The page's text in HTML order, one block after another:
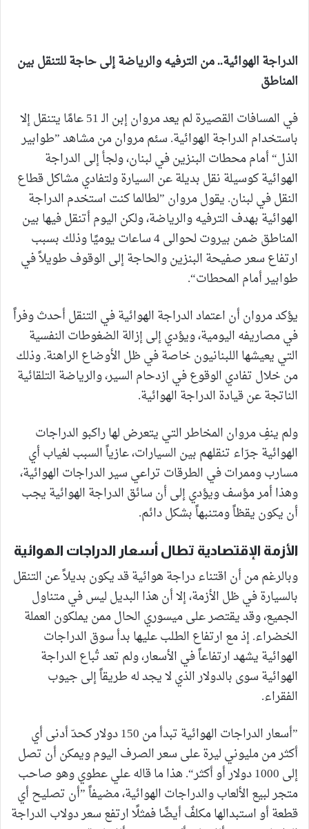
الدراجة الهوائية.. من الترفيه والرياضة إلى حاجة للتنقل بين
المناطق
في المسافات القصيرة لم يعد مروان إبن الـ 51 عامًا يتنقل إلا
باستخدام الدراجة الهوائية. سئم مروان من مشاهد ”طوابير
الذل“ أمام محطات البنزين في لبنان، ولجأ إلى الدراجة
الهوائية كوسيلة نقل بديلة عن السيارة ولتفادي مشاكل قطاع
النقل في لبنان. يقول مروان ”لطالما كنت استخدم الدراجة
الهوائية بهدف الترفيه والرياضة، ولكن اليوم أتنقل فيها بين
المناطق ضمن بيروت لحوالى 4 ساعات يوميًا وذلك بسبب
ارتفاع سعر صفيحة البنزين والحاجة إلى الوقوف طويلاً في
طوابير أمام المحطات“.
يؤكد مروان أن اعتماد الدراجة الهوائية في التنقل أحدث وفراً
في مصاريفه اليومية، ويؤدي إلى إزالة الضغوطات النفسية
التي يعيشها اللبنانيون خاصة في ظل الأوضاع الراهنة. وذلك
من خلال تفادي الوقوع في ازدحام السير، والرياضة التلقائية
الناتجة عن قيادة الدراجة الهوائية.
ولم ينفِ مروان المخاطر التي يتعرض لها راكبو الدراجات
الهوائية جرّاء تنقلهم بين السيارات، عازياً السبب لغياب أي
مسارب وممرات في الطرقات تراعي سير الدراجات الهوائية،
وهذا أمر مؤسف ويؤدي إلى أن سائق الدراجة الهوائية يجب
أن يكون يقظاً ومتنبهاً بشكل دائم.
الأزمة الإقتصادية تطال أسعار الدراجات الهوائية
وبالرغم من أن اقتناء دراجة هوائية قد يكون بديلاً عن التنقل
بالسيارة في ظل الأزمة، إلا أن هذا البديل ليس في متناول
الجميع، وقد يقتصر على ميسوري الحال ممن يملكون العملة
الخضراء. إذ مع ارتفاع الطلب عليها بدأ سوق الدراجات
الهوائية يشهد ارتفاعاً في الأسعار، ولم تعد تُباع الدراجة
الهوائية سوى بالدولار الذي لا يجد له طريقاً إلى جيوب
الفقراء.
”أسعار الدراجات الهوائية تبدأ من 150 دولار كحدّ أدنى أي
أكثر من مليوني ليرة على سعر الصرف اليوم ويمكن أن تصل
إلى 1000 دولار أو أكثر“. هذا ما قاله علي عطوي وهو صاحب
متجر لبيع الألعاب والدراجات الهوائية، مضيفاً ”أن تصليح أي
قطعة أو استبدالها مكلفٌ أيضًا فمثلًا ارتفع سعر دولاب الدراجة